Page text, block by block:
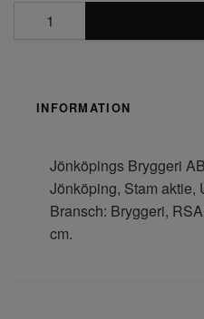
INFORMATION
Jönköpings Bryggeri
Jönköping, Stam aktie,
Bransch: Bryggeri,
cm.